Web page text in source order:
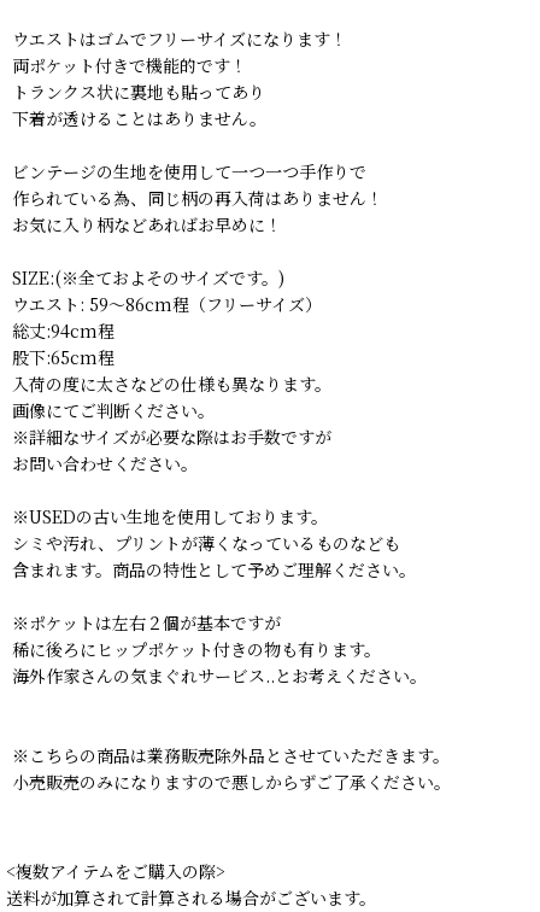
ウエストはゴムでフリーサイズになります！
両ポケット付きで機能的です！
トランクス状に裏地も貼ってあり
下着が透けることはありません。
ビンテージの生地を使用して一つ一つ手作りで
作られている為、同じ柄の再入荷はありません！
お気に入り柄などあればお早めに！
SIZE:(※全ておよそのサイズです。)
ウエスト: 59〜86cm程（フリーサイズ）
総丈:94cm程
股下:65cm程
入荷の度に太さなどの仕様も異なります。
画像にてご判断ください。
※詳細なサイズが必要な際はお手数ですが
お問い合わせください。
※USEDの古い生地を使用しております。
シミや汚れ、プリントが薄くなっているものなども
含まれます。商品の特性として予めご理解ください。
※ポケットは左右２個が基本ですが
稀に後ろにヒップポケット付きの物も有ります。
海外作家さんの気まぐれサービス..とお考えください。
※こちらの商品は業務販売除外品とさせていただきます。
小売販売のみになりますので悪しからずご了承ください。
<複数アイテムをご購入の際>
送料が加算されて計算される場合がございます。